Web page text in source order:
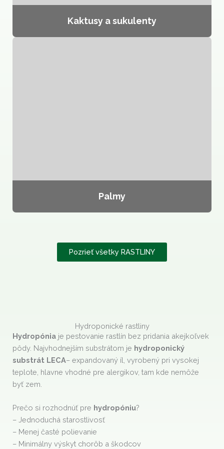
Kaktusy a sukulenty
Palmy
Pozrieť všetky RASTLINY
Hydroponické rastliny
Hydropónia je pestovanie rastlín bez pridania akejkoľvek
pôdy. Najvhodnejším substrátom je hydroponický
substrát LECA– expandovaný íl, vyrobený pri vysokej
teplote, hlavne vhodné pre alergikov, tam kde nemôže
byť zem.
Prečo si rozhodnúť pre hydropóniu?
– Jednoduchá starostlivosť
– Menej časté polievanie
– Minimálny výskyt chorôb a škodcov